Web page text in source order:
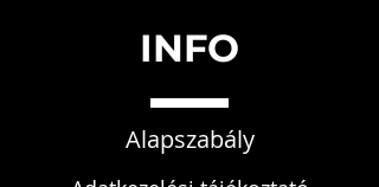
INFO
Alapszabály